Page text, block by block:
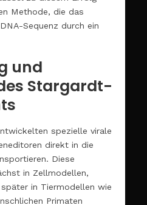
Methode, die das
Sequenz durch ein
und
Stargardt-
spezielle virale
direkt in die
Diese
in Zellmodellen,
in Tiermodellen wie
Primaten